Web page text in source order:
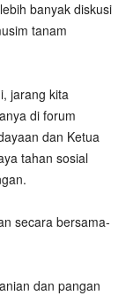
banyak diskusi
tanam
jarang kita
di forum
dan Ketua
tahan sosial
secara bersama-
dan pangan